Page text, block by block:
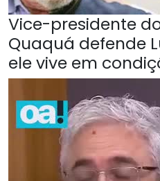
Vice-presidente
Quaquá defende
ele vive em